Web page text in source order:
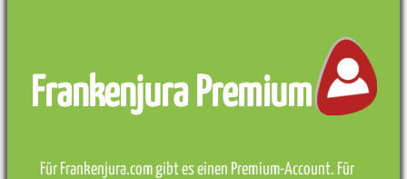
Frankenjura Premium
Für Frankenjura.com gibt es einen Premium-Account. Für